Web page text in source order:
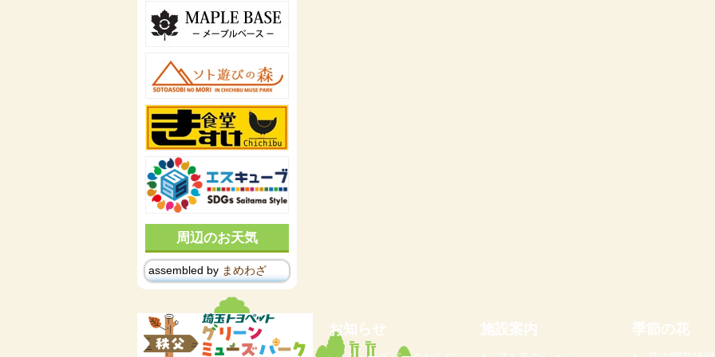
周辺のお天気
assembled by まめわざ
お知らせ 施設案内 季節の花